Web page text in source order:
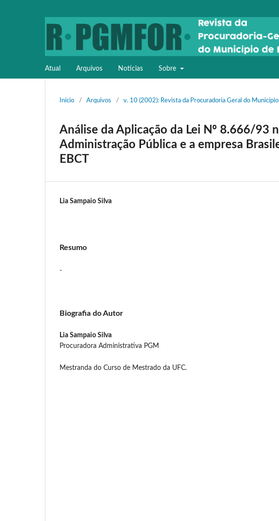
Atual Arquivos Notícias Sobre
Início / Arquivos / v. 10 (2002): Revista da Procuradoria Geral do
Análise da Aplicação da Lei Nº 8.666/93
Administração Pública e a empresa
EBCT
Lia Sampaio Silva
Resumo
-
Biografia do Autor
Lia Sampaio Silva
Procuradora Administrativa PGM
Mestranda do Curso de Mestrado da UFC.